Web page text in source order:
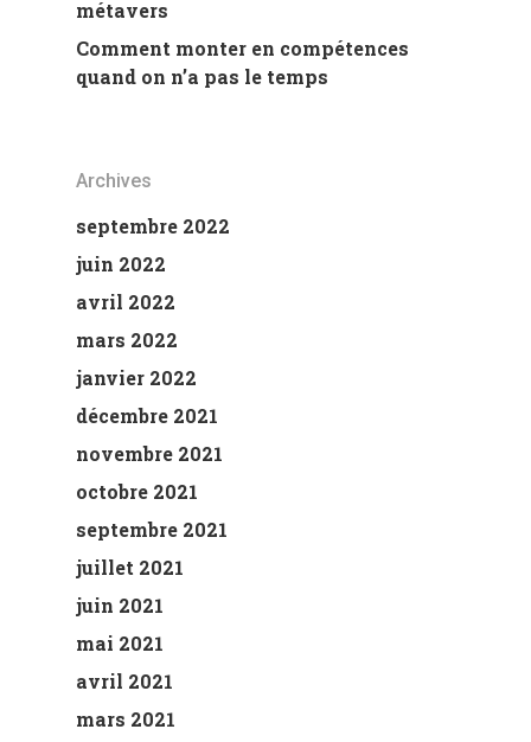
métavers
Comment monter en compétences
quand on n’a pas le temps
Archives
septembre 2022
juin 2022
avril 2022
mars 2022
janvier 2022
décembre 2021
novembre 2021
octobre 2021
septembre 2021
juillet 2021
juin 2021
mai 2021
avril 2021
mars 2021